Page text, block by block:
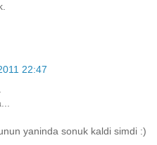
22:47
yaninda sonuk kaldi simdi :)